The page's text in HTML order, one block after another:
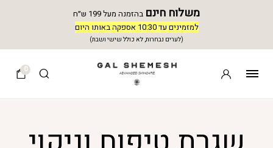
משלוח חינם בהזמנה מעל 199 ש״ח
למזמינים עד 10:30 אספקה באותו היום
(לערים נבחרות, לא כולל שישי ושבת)
0